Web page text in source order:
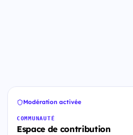
Modération activée
COMMUNAUTÉ
Espace de contribution